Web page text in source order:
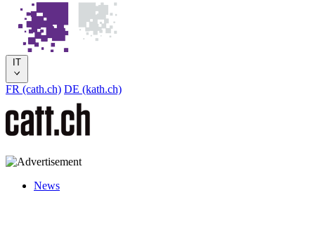
IT
FR (cath.ch) DE (kath.ch)
News